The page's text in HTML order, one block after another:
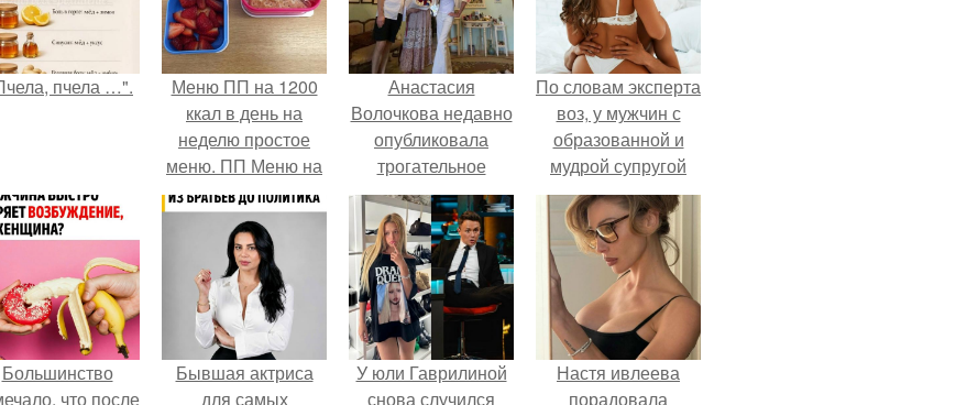
пчела …".
Меню ПП на 1200
ккал в день на
неделю простое
меню. ПП Меню на
неделю
Анастасия
Волочкова недавно
опубликовала
трогательное
совместное фото
со своей мамой, к
которой она
приехала в гости.
По словам эксперта
воз, у мужчин с
образованной и
мудрой супругой
вероятность
скоропостижной
смерти якобы на
46% ниже.
Большинство
что после
Бывшая актриса
для самых
У юли Гаврилиной
снова случился
Настя ивлеева
порадовала